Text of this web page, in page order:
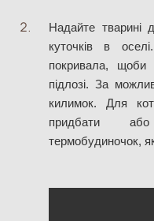
Надайте тварині
куточків в
покривала, щоби
підлозі. За
килимок. Для
придбати або